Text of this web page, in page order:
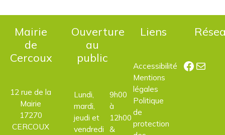
Mairie
de
Cercoux
12 rue de la
Mairie
17270
CERCOUX
Ouverture
au
public
Lundi,
mardi,
jeudi et
vendredi
9h00
à
12h00
&
Liens
Accessibilité
Mentions
légales
Politique
de
protection
E-mail